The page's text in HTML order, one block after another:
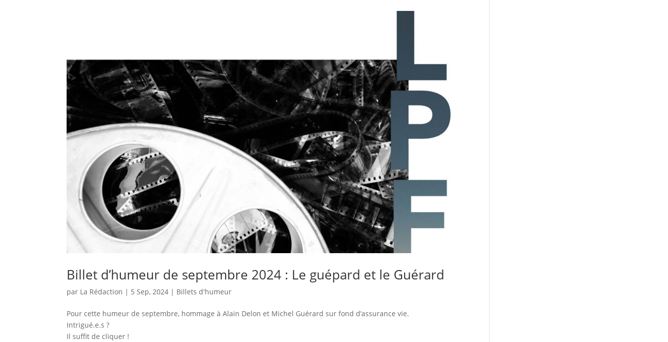
Billet d’humeur de septembre 2024 : Le guépard et le Guérard
par La Rédaction | 5 Sep, 2024 | Billets d'humeur
Pour cette humeur de septembre, hommage à Alain Delon et Michel Guérard sur fond d’assurance vie.
Intrigué.e.s ?
Il suffit de cliquer !